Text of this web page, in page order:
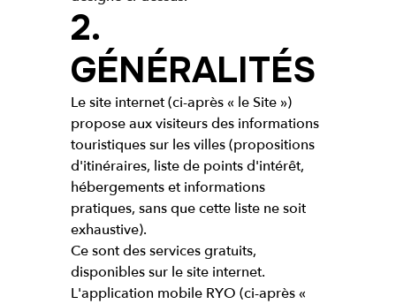
2.
GÉNÉRALITÉS
Le site internet (ci-après « le Site »)
propose aux visiteurs des informations
touristiques sur les villes (propositions
d'itinéraires, liste de points d'intérêt,
hébergements et informations
pratiques, sans que cette liste ne soit
exhaustive).
Ce sont des services gratuits,
disponibles sur le site internet.
L'application mobile RYO (ci-après «